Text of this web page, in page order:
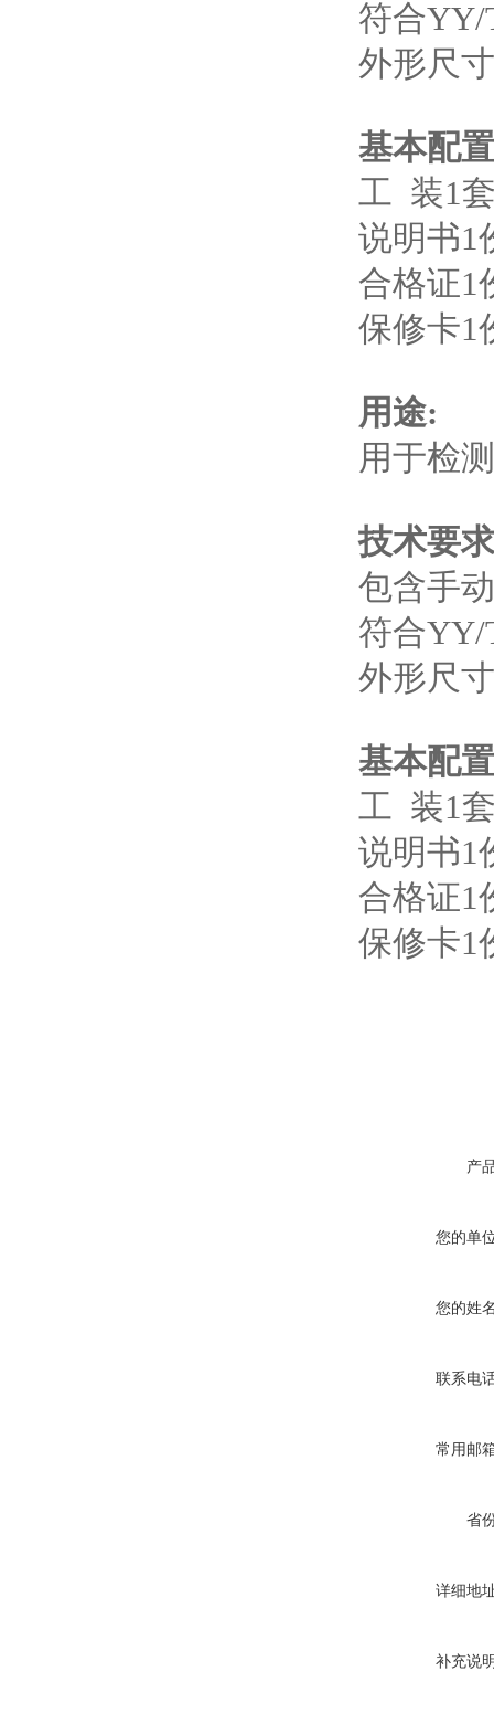
符合YY/
外形尺
基本配
工 装1
说明书1
合格证1
保修卡1
用途:
用于检
技术要
包含手
符合YY/
外形尺
基本配
工 装1
说明书1
合格证1
保修卡1
产
您的单
您的姓
联系电
常用邮
省
详细地
补充说